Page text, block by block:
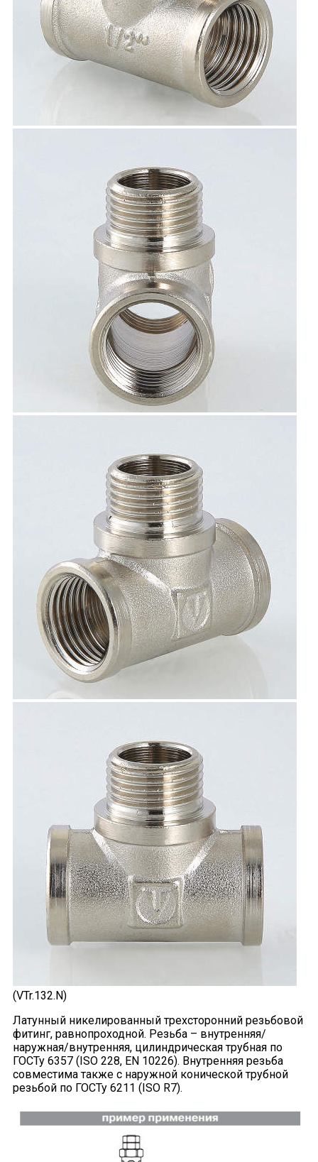
(VTr.132.N)
Латунный никелированный трехсторонний резьбовой
фитинг, равнопроходной. Резьба – внутренняя/
наружная/внутренняя, цилиндрическая трубная по
ГОСТу 6357 (ISO 228, EN 10226). Внутренняя резьба
совместима также с наружной конической трубной
резьбой по ГОСТу 6211 (ISO R7).